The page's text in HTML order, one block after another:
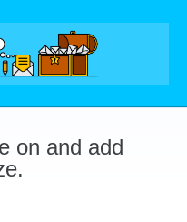
on and add